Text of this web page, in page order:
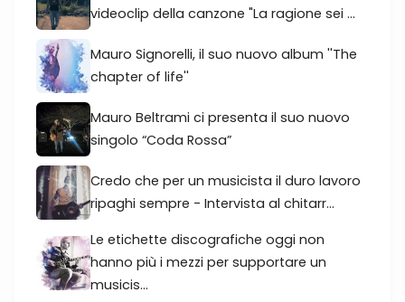
videoclip della canzone "La ragione sei ...
Mauro Signorelli, il suo nuovo album ''The
chapter of life''
Mauro Beltrami ci presenta il suo nuovo
singolo “Coda Rossa”
Credo che per un musicista il duro lavoro
ripaghi sempre - Intervista al chitarr...
Le etichette discografiche oggi non
hanno più i mezzi per supportare un
musicis...